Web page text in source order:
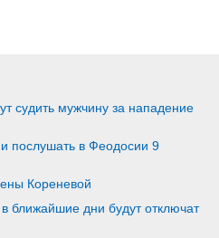
судить мужчину за нападение
послушать в Феодосии 9
Кореневой
ближайшие дни будут отключат